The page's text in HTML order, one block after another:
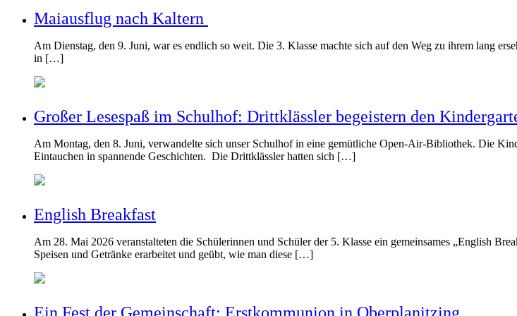
Maiausflug nach Kaltern
Am Dienstag, den 9. Juni, war es endlich so weit. Die 3. Klasse machte sich auf den Weg zu ihrem lang
in […]
Großer Lesespaß im Schulhof: Drittklässler begeistern den
Am Montag, den 8. Juni, verwandelte sich unser Schulhof in eine gemütliche Open-Air-Bibliothek. Die
Eintauchen in spannende Geschichten. Die Drittklässler hatten sich […]
English Breakfast
Am 28. Mai 2026 veranstalteten die Schülerinnen und Schüler der 5. Klasse ein gemeinsames „English
Speisen und Getränke erarbeitet und geübt, wie man diese […]